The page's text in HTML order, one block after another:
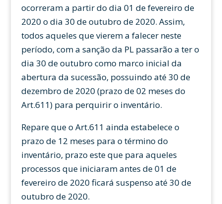
ocorreram a partir do dia 01 de fevereiro de
2020 o dia 30 de outubro de 2020. Assim,
todos aqueles que vierem a falecer neste
período, com a sanção da PL passarão a ter o
dia 30 de outubro como marco inicial da
abertura da sucessão, possuindo até 30 de
dezembro de 2020 (prazo de 02 meses do
Art.611) para perquirir o inventário.
Repare que o Art.611 ainda estabelece o
prazo de 12 meses para o término do
inventário, prazo este que para aqueles
processos que iniciaram antes de 01 de
fevereiro de 2020 ficará suspenso até 30 de
outubro de 2020.